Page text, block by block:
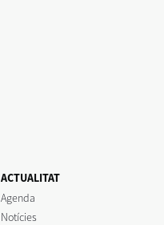
ACTUALITAT
Agenda
Notícies